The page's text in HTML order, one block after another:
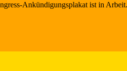
Ankündigungsplakat ist in